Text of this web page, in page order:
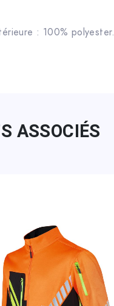
: 100% polyester.
ASSOCIÉS